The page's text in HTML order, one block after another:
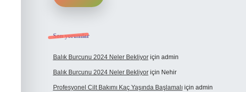
Son yorumlar
Balık Burcunu 2024 Neler Bekliyoriçin admin
Balık Burcunu 2024 Neler Bekliyoriçin Nehir
Profesyonel Cilt Bakımı Kaç Yaşında Başlamalıiçin admin